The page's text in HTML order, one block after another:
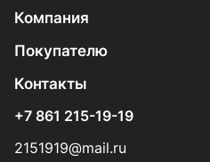
Компания
Покупателю
Контакты
+7 861 215-19-19
2151919@mail.ru